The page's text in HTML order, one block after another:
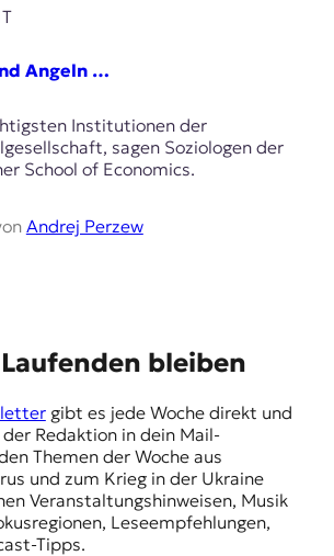
Angeln …
Institutionen der
sagen Soziologen der
School of Economics.
Andrej Perzew
bleiben
gibt es jede Woche direkt und
Redaktion in dein Mail-
Themen der Woche aus
und zum Krieg in der Ukraine
Veranstaltungshinweisen, Musik
Leseempfehlungen,
Tipps.